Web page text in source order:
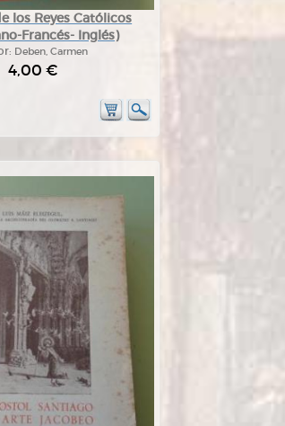
los Reyes Católicos
Francés- Inglés)
Deben, Carmen
4,00 €